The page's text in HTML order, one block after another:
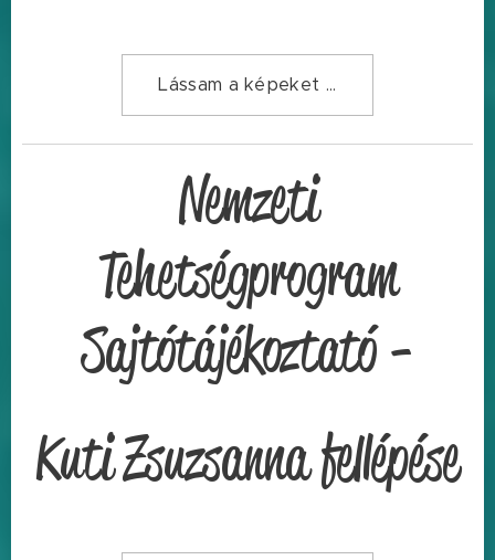
Lássam a képeket ...
Nemzeti
Tehetségprogram
Sajtótájékoztató -
Kuti Zsuzsanna fellépése